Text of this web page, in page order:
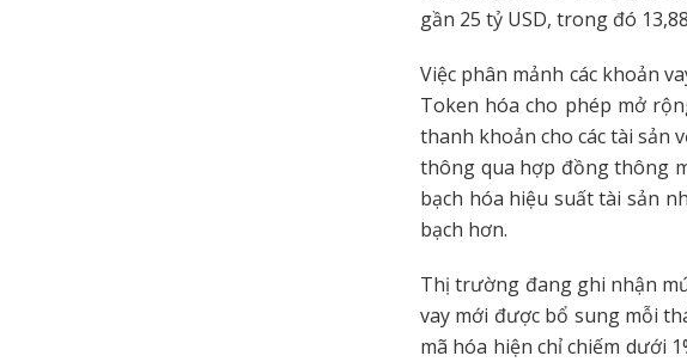
gần 25 tỷ USD, trong đó
Việc phân mảnh các khoản
Token hóa cho phép mở
thanh khoản cho các tài sản
thông qua hợp đồng thông
bạch hóa hiệu suất tài sản
bạch hơn.
Thị trường đang ghi nhận
vay mới được bổ sung mỗi
mã hóa hiện chỉ chiếm dưới